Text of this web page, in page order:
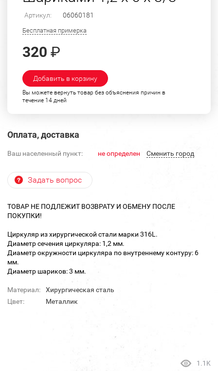
Артикул: 06060181
Бесплатная примерка
320 ₽
Добавить в корзину
Вы можете вернуть товар без объяснения причин в
течение 14 дней
Оплата, доставка
Ваш населенный пункт: не определен Cменить город
Задать вопрос
ТОВАР НЕ ПОДЛЕЖИТ ВОЗВРАТУ И ОБМЕНУ ПОСЛЕ
ПОКУПКИ!
Циркуляр из хирургической стали марки 316L.
Диаметр сечения циркуляра: 1,2 мм.
Диаметр окружности циркуляра по внутреннему контуру: 6
мм.
Диаметр шариков: 3 мм.
Материал:
Хирургическая сталь
Цвет:
Металлик
1.1K